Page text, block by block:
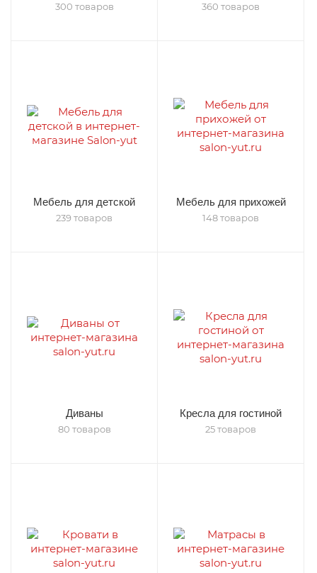
300 товаров 360 товаров
Мебель для детской
239 товаров
Мебель для прихожей
148 товаров
Диваны
80 товаров
Кресла для гостиной
25 товаров